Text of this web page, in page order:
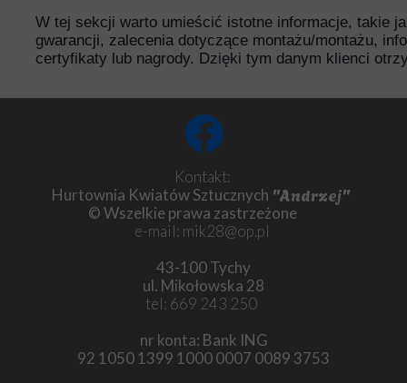
W tej sekcji warto umieścić istotne informacje, takie
gwarancji, zalecenia dotyczące montażu/montażu,
certyfikaty lub nagrody. Dzięki tym danym klienci
Kontakt:
Hurtownia Kwiatów Sztucznych "Andrzej"
© Wszelkie prawa zastrzeżone
e-mail: mik28@op.pl
43-100 Tychy
ul. Mikołowska 28
tel: 669 243 250
nr konta: Bank ING
92 1050 1399 1000 0007 0089 3753